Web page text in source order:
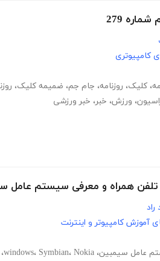
279
کامپیوتری
، کلیک، روزنامه، جام جم، ضمیمه کلیک،
، ورزش، خبر، خبر ورزشی
تلفن همراه و معرفی سیستم عامل
راد
آموزش کامپیوتر و اینترنت
عامل سیمبین، windows، Symbian، Nokia ،